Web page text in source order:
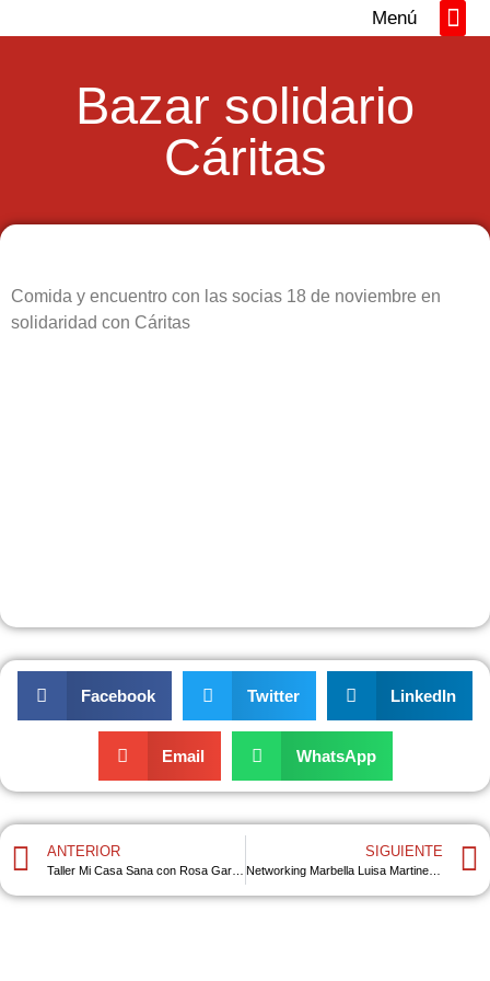
Menú
Bazar solidario
Cáritas
Comida y encuentro con las socias 18 de noviembre en
solidaridad con Cáritas
Facebook Twitter LinkedIn
Email WhatsApp
ANTERIOR SIGUIENTE
Networking Marbella Luisa Martinez y Ana Téllez